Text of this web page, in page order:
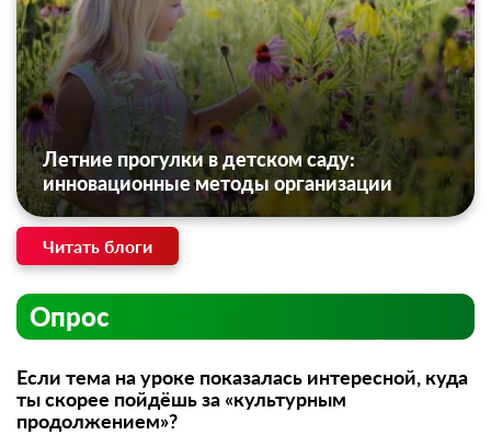
Летние прогулки в детском саду:
инновационные методы организации
Читать блоги
Опрос
Если тема на уроке показалась интересной, куда
ты скорее пойдёшь за «культурным
продолжением»?